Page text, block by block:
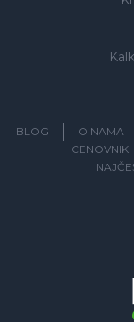
BLOG O NAMA
CENOVNIK